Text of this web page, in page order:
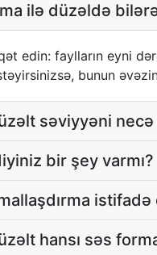
ilə düzəldə
edin: faylların eyni
bunun
səviyyəni
bir şey varmı?
hansı səs